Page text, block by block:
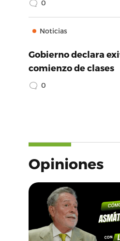
0
Noticias
Gobierno declara
comienzo de clases
0
Opiniones